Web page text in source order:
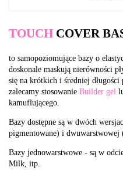
TOUCH COVER
to samopoziomujące bazy o
doskonale maskują nierówności
się na krótkich i średniej długości
zalecamy stosowanie Builder gel
kamuflującego.
Bazy dostępne są w dwóch
pigmentowane) i dwuwarstwowej
Bazy jednowarstwowe - są w
Milk, itp.